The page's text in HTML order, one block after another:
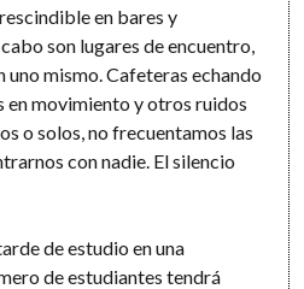
en bares y
son lugares de encuentro,
uno mismo. Cafeteras echando
en movimiento y otros ruidos
o solos, no frecuentamos las
con nadie. El silencio
de estudio en una
de estudiantes tendrá